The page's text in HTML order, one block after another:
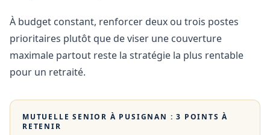
À budget constant, renforcer deux ou trois postes
prioritaires plutôt que de viser une couverture
maximale partout reste la stratégie la plus rentable
pour un retraité.
MUTUELLE SENIOR À PUSIGNAN : 3 POINTS À
RETENIR